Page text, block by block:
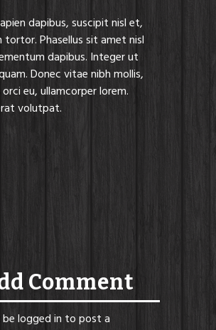
dapibus, suscipit nisl et,
tortor. Phasellus sit amet nisl
dapibus. Integer ut
Donec vitae nibh mollis,
eu, ullamcorper lorem.
volutpat.
Comment
logged in to post a